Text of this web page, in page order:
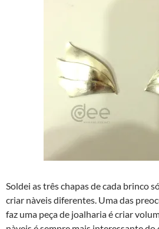
Soldei as três chapas de cada brinco
criar nà­veis diferentes. Uma das
faz uma peça de joalharia é criar